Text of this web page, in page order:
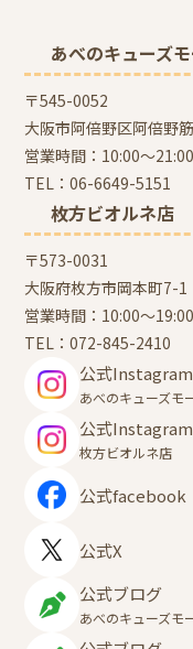
あべのキューズ
〒545-0052
大阪市阿倍野区阿倍野
営業時間：10:00～
TEL：06-6649-5151
枚方ビオルネ店
〒573-0031
大阪府枚方市岡本町7-
営業時間：10:00～
TEL：072-845-2410
公式Instagram
あべのキューズモ
公式Instagram
枚方ビオルネ店
公式facebook
公式X
公式ブログ
あべのキューズモ